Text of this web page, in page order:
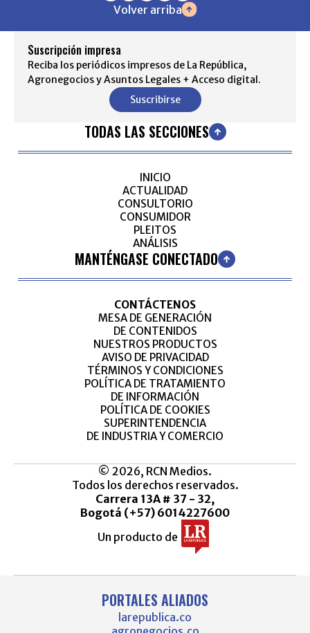
Volver arriba
Suscripción impresa
Reciba los periódicos impresos de La República,
Agronegocios y Asuntos Legales + Acceso digital.
Suscribirse
TODAS LAS SECCIONES
INICIO
ACTUALIDAD
CONSULTORIO
CONSUMIDOR
PLEITOS
ANÁLISIS
MANTÉNGASE CONECTADO
CONTÁCTENOS
MESA DE GENERACIÓN
DE CONTENIDOS
NUESTROS PRODUCTOS
AVISO DE PRIVACIDAD
TÉRMINOS Y CONDICIONES
POLÍTICA DE TRATAMIENTO
DE INFORMACIÓN
POLÍTICA DE COOKIES
SUPERINTENDENCIA
DE INDUSTRIA Y COMERCIO
© 2026, RCN Medios.
Todos los derechos reservados.
Carrera 13A # 37 - 32,
Bogotá (+57) 6014227600
Un producto de
PORTALES ALIADOS
larepublica.co